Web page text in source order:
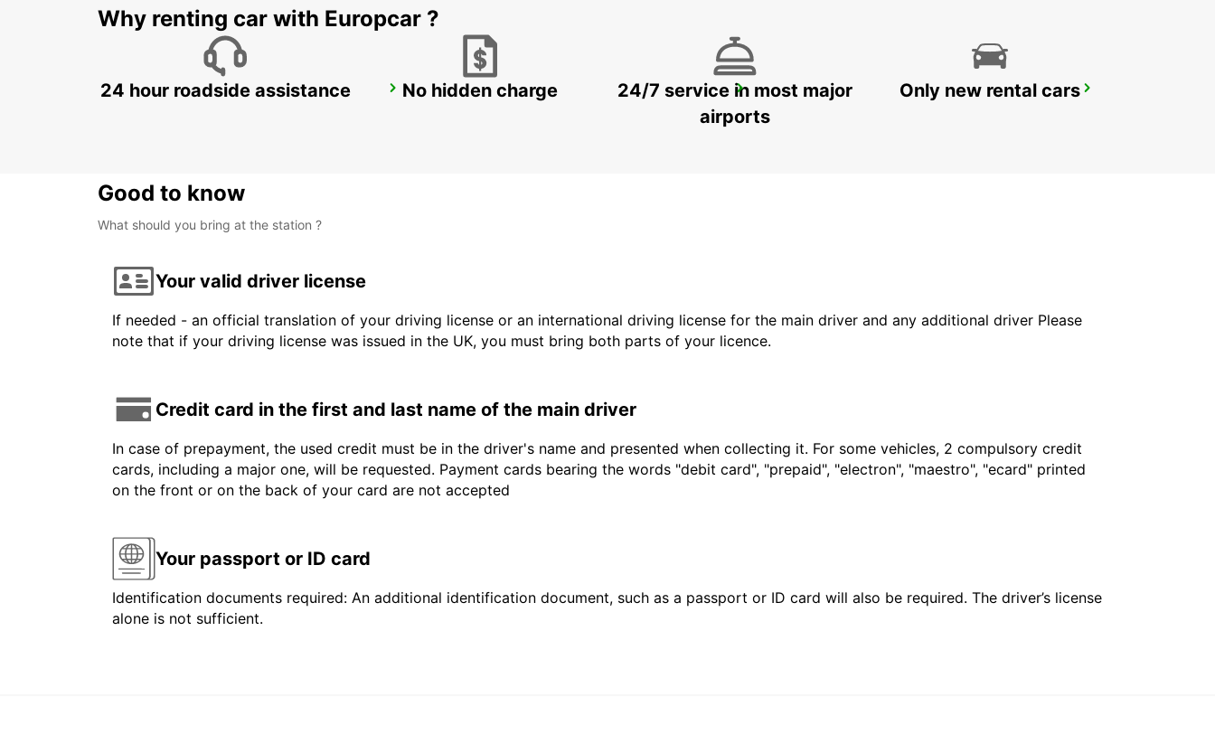
LAHOLM KINNA - IKC GOTHENBURG KUNGSBACKA
Why renting car with Europcar ?
24 hour roadside assistance No hidden charge
24/7 service in most major
airports
Only new rental cars
Good to know
What should you bring at the station ?
Your valid driver license
If needed - an official translation of your driving license or an international driving license for the main driver and any additional driver Please
note that if your driving license was issued in the UK, you must bring both parts of your licence.
Credit card in the first and last name of the main driver
In case of prepayment, the used credit must be in the driver's name and presented when collecting it. For some vehicles, 2 compulsory credit
cards, including a major one, will be requested. Payment cards bearing the words "debit card", "prepaid", "electron", "maestro", "ecard" printed
on the front or on the back of your card are not accepted
Your passport or ID card
Identification documents required: An additional identification document, such as a passport or ID card will also be required. The driver’s license
alone is not sufficient.